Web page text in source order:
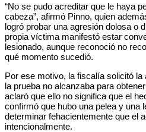
“No se pudo acreditar que le haya
cabeza”, afirmó Pinno, quien
logró probar una agresión dolosa o
propia víctima manifestó estar
lesionado, aunque reconoció no
qué momento sucedió.
Por ese motivo, la fiscalía solicitó
la prueba no alcanzaba para
aclaró que ello no significa que el
confirmó que hubo una pelea y una
determinar fehacientemente que el
intencionalmente.